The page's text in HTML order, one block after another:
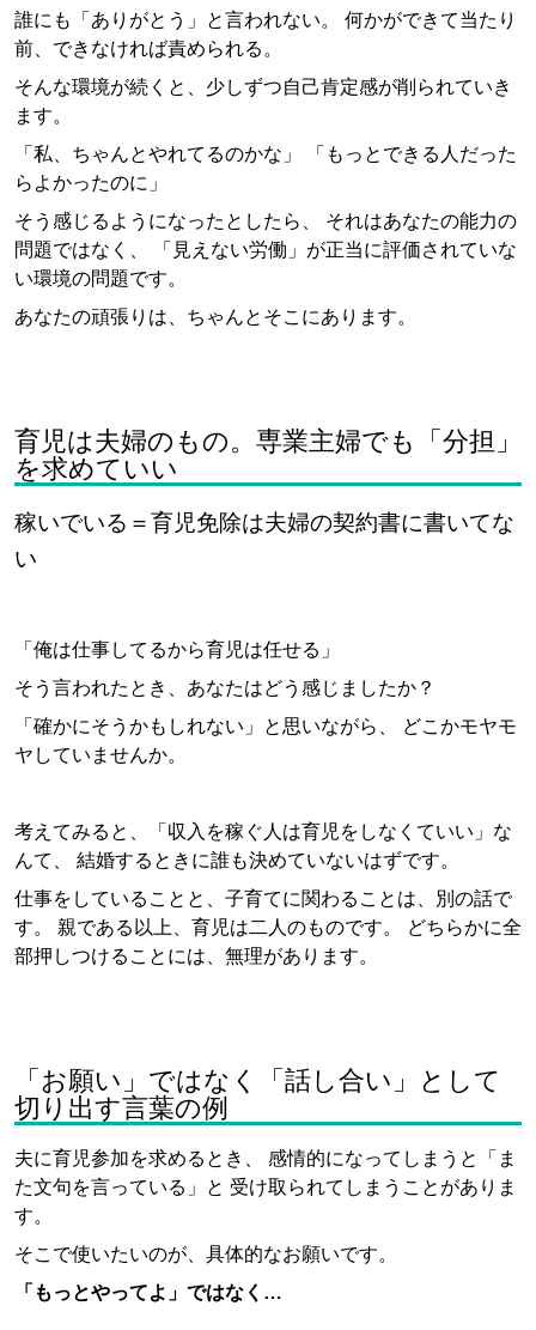
誰にも「ありがとう」と言われない。 何かができて当たり
前、できなければ責められる。
そんな環境が続くと、少しずつ自己肯定感が削られていき
ます。
「私、ちゃんとやれてるのかな」 「もっとできる人だった
らよかったのに」
そう感じるようになったとしたら、 それはあなたの能力の
問題ではなく、 「見えない労働」が正当に評価されていな
い環境の問題です。
あなたの頑張りは、ちゃんとそこにあります。
育児は夫婦のもの。専業主婦でも「分担」
を求めていい
稼いでいる＝育児免除は夫婦の契約書に書いてな
い
「俺は仕事してるから育児は任せる」
そう言われたとき、あなたはどう感じましたか？
「確かにそうかもしれない」と思いながら、 どこかモヤモ
ヤしていませんか。
考えてみると、「収入を稼ぐ人は育児をしなくていい」な
んて、 結婚するときに誰も決めていないはずです。
仕事をしていることと、子育てに関わることは、別の話で
す。 親である以上、育児は二人のものです。 どちらかに全
部押しつけることには、無理があります。
「お願い」ではなく「話し合い」として
切り出す言葉の例
夫に育児参加を求めるとき、 感情的になってしまうと「ま
た文句を言っている」と 受け取られてしまうことがありま
す。
そこで使いたいのが、具体的なお願いです。
「もっとやってよ」ではなく…